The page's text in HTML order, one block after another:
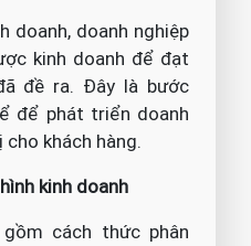
doanh, doanh nghiệp
kinh doanh để đạt
đề ra. Đây là bước
để phát triển doanh
khách hàng.
kinh doanh
cách thức phân